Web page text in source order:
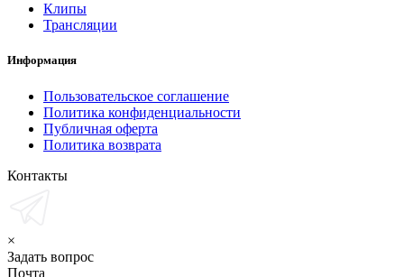
Клипы
Трансляции
Информация
Пользовательское соглашение
Политика конфиденциальности
Публичная оферта
Политика возврата
Контакты
×
Задать вопрос
Почта